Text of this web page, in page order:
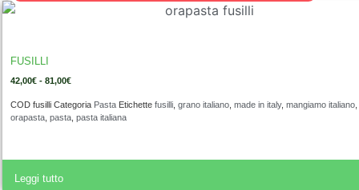
FUSILLI
42,00€ - 81,00€
COD fusilli Categoria Pasta Etichette fusilli grano italiano made in italy, mangiamo italiano
orapasta pasta pasta italiana
Leggi tutto